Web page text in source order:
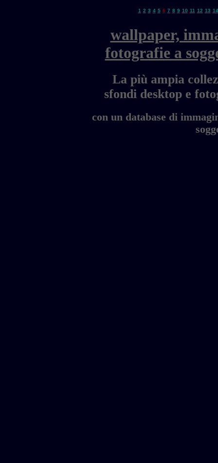
1 2 3 4 5 6 7 8 9 10 11 12 13 14
wallpaper,
fotografie a
La più ampia
sfondi desktop e
con un database di